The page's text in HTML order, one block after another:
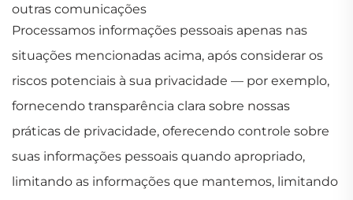
outras comunicações
Processamos informações pessoais apenas nas
situações mencionadas acima, após considerar os
riscos potenciais à sua privacidade — por exemplo,
fornecendo transparência clara sobre nossas
práticas de privacidade, oferecendo controle sobre
suas informações pessoais quando apropriado,
limitando as informações que mantemos, limitando